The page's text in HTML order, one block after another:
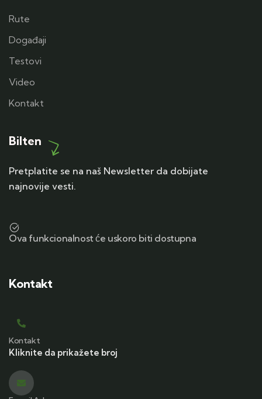
Rute
Događaji
Testovi
Video
Kontakt
Bilten
Pretplatite se na naš Newsletter da dobijate
najnovije vesti.
Ova funkcionalnost će uskoro biti dostupna
Kontakt
Kontakt
Kliknite da prikažete broj